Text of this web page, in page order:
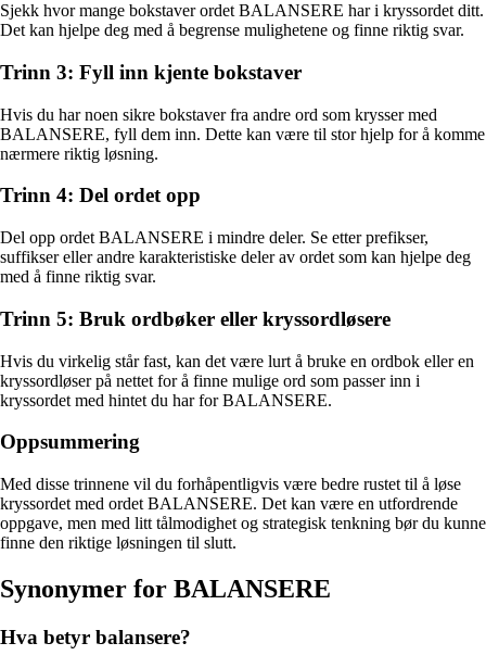
Sjekk hvor mange bokstaver ordet BALANSERE har i kryssordet ditt.
Det kan hjelpe deg med å begrense mulighetene og finne riktig svar.
Trinn 3: Fyll inn kjente bokstaver
Hvis du har noen sikre bokstaver fra andre ord som krysser med
BALANSERE, fyll dem inn. Dette kan være til stor hjelp for å komme
nærmere riktig løsning.
Trinn 4: Del ordet opp
Del opp ordet BALANSERE i mindre deler. Se etter prefikser,
suffikser eller andre karakteristiske deler av ordet som kan hjelpe deg
med å finne riktig svar.
Trinn 5: Bruk ordbøker eller kryssordløsere
Hvis du virkelig står fast, kan det være lurt å bruke en ordbok eller en
kryssordløser på nettet for å finne mulige ord som passer inn i
kryssordet med hintet du har for BALANSERE.
Oppsummering
Med disse trinnene vil du forhåpentligvis være bedre rustet til å løse
kryssordet med ordet BALANSERE. Det kan være en utfordrende
oppgave, men med litt tålmodighet og strategisk tenkning bør du kunne
finne den riktige løsningen til slutt.
Synonymer for BALANSERE
Hva betyr balansere?